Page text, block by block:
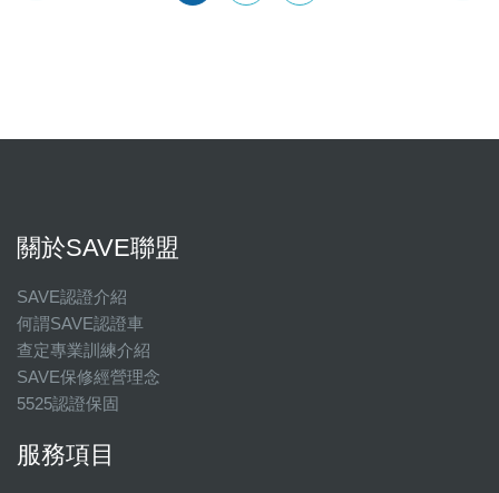
關於SAVE聯盟
SAVE認證介紹
何謂SAVE認證車
查定專業訓練介紹
SAVE保修經營理念
5525認證保固
服務項目